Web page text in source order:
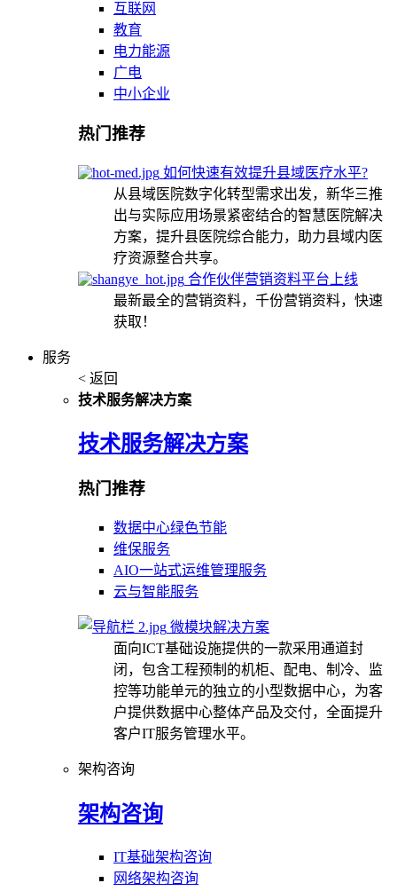
互联网
教育
电力能源
广电
中小企业
热门推荐
如何快速有效提升县域医疗水平?
从县域医院数字化转型需求出发，新华三推
出与实际应用场景紧密结合的智慧医院解决
方案，提升县医院综合能力，助力县域内医
疗资源整合共享。
合作伙伴营销资料平台上线
最新最全的营销资料，千份营销资料，快速
获取！
服务
< 返回
技术服务解决方案
技术服务解决方案
热门推荐
数据中心绿色节能
维保服务
AIO一站式运维管理服务
云与智能服务
微模块解决方案
面向ICT基础设施提供的一款采用通道封
闭，包含工程预制的机柜、配电、制冷、监
控等功能单元的独立的小型数据中心，为客
户提供数据中心整体产品及交付，全面提升
客户IT服务管理水平。
架构咨询
架构咨询
IT基础架构咨询
网络架构咨询